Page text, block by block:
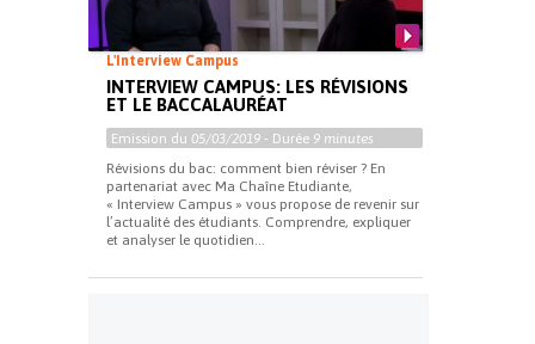
L'Interview Campus
INTERVIEW CAMPUS: LES RÉVISIONS
ET LE BACCALAURÉAT
Emission du 05/03/2019 - Durée 9 minutes
Révisions du bac: comment bien réviser ? En
partenariat avec Ma Chaîne Etudiante,
« Interview Campus » vous propose de revenir sur
l’actualité des étudiants. Comprendre, expliquer
et analyser le quotidien...